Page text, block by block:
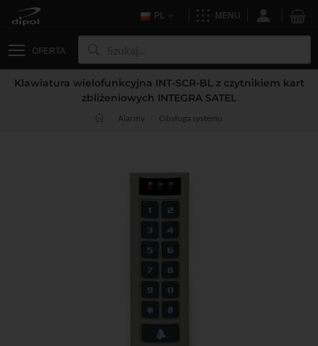
PL MENU
OFERTA
Klawiatura wielofunkcyjna INT-SCR-BL z czytnikiem kart
zbliżeniowych INTEGRA SATEL
Alarmy Obsługa systemu